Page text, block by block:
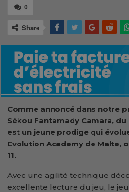
0
Share
Comme annoncé dans notre
Sékou Fantamady Camara, du
est un jeune prodige qui
Evolution Academy de Malte,
11.
Avec une agilité technique
excellente lecture du jeu, le